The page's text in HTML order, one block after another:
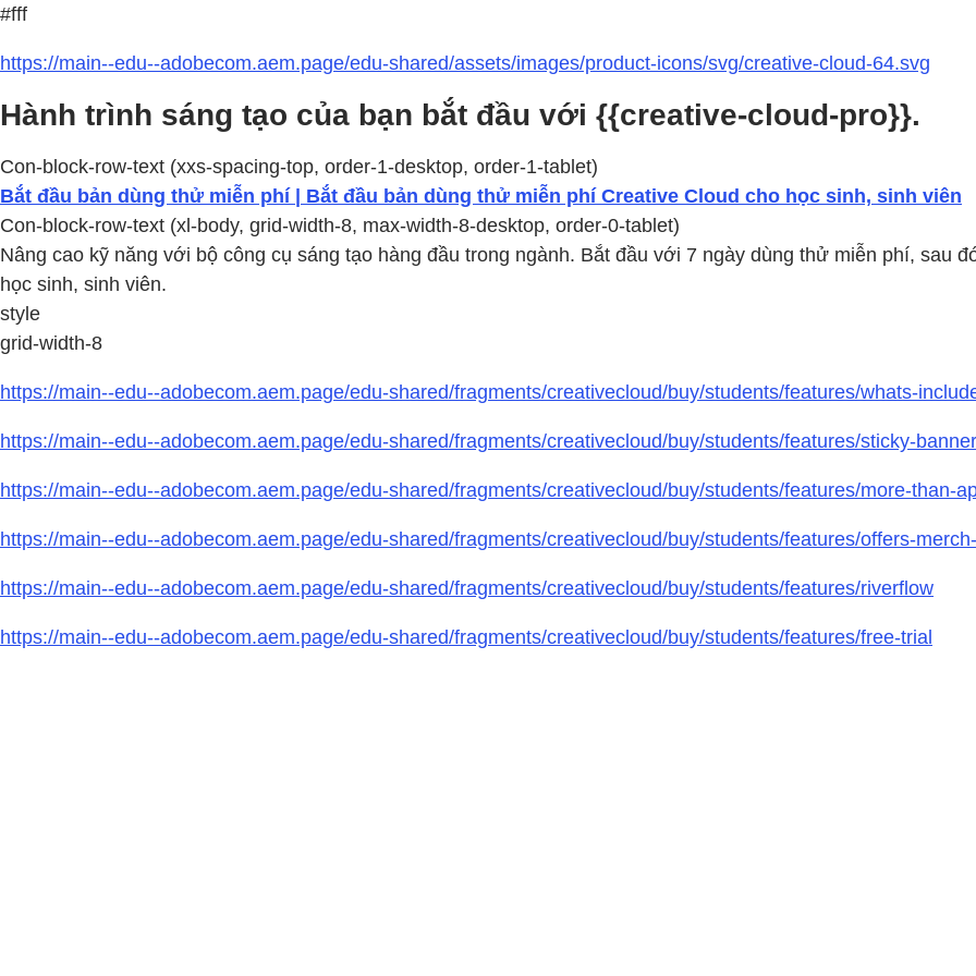
#fff
https://main--edu--adobecom.aem.page/edu-shared/assets/images/product-icons/svg/creative-cloud-64.svg
Hành trình sáng tạo của bạn bắt đầu với {{creative-cloud-pro}}.
Con-block-row-text (xxs-spacing-top, order-1-desktop, order-1-tablet)
Bắt đầu bản dùng thử miễn phí | Bắt đầu bản dùng thử miễn phí Creative Cloud cho học sinh, sinh viên
Con-block-row-text (xl-body, grid-width-8, max-width-8-desktop, order-0-tablet)
Nâng cao kỹ năng với bộ công cụ sáng tạo hàng đầu trong ngành. Bắt đầu với 7 ngày dùng thử miễn phí, sau
học sinh, sinh viên.
style
grid-width-8
https://main--edu--adobecom.aem.page/edu-shared/fragments/creativecloud/buy/students/features/whats-
https://main--edu--adobecom.aem.page/edu-shared/fragments/creativecloud/buy/students/features/sticky-banner
https://main--edu--adobecom.aem.page/edu-shared/fragments/creativecloud/buy/students/features/more-than-
https://main--edu--adobecom.aem.page/edu-shared/fragments/creativecloud/buy/students/features/offers-
https://main--edu--adobecom.aem.page/edu-shared/fragments/creativecloud/buy/students/features/riverflow
https://main--edu--adobecom.aem.page/edu-shared/fragments/creativecloud/buy/students/features/free-trial